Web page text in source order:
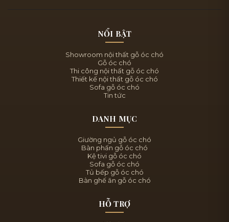
NỔI BẬT
Showroom nội thất gỗ óc chó
Gỗ óc chó
Thi công nội thất gỗ óc chó
Thiết kế nội thất gỗ óc chó
Sofa gỗ óc chó
Tin tức
DANH MỤC
Giường ngủ gỗ óc chó
Bàn phấn gỗ óc chó
Kệ tivi gỗ óc chó
Sofa gỗ óc chó
Tủ bếp gỗ óc chó
Bàn ghế ăn gỗ óc chó
HỖ TRỢ